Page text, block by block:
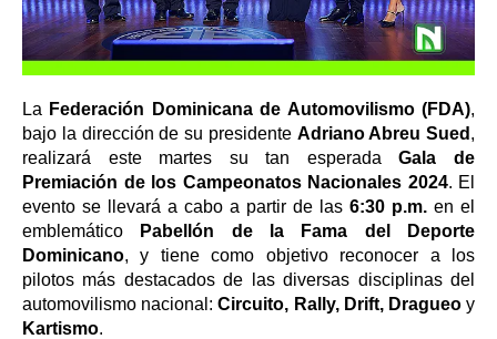
La Federación Dominicana de Automovilismo (FDA),
bajo la dirección de su presidente Adriano Abreu Sued ,
realizará este martes su tan esperadaGala de
Premiación de los Campeonatos Nacionales 2024. El
evento se llevará a cabo a partir de las 6:30 p.m. en el
emblemático
Pabellón de la Fama del Deporte
Dominicano, y tiene como objetivo reconocer a los
pilotos más destacados de las diversas disciplinas del
automovilismo nacional:Circuito, Rally, Drift, Dragueoy
Kartismo.